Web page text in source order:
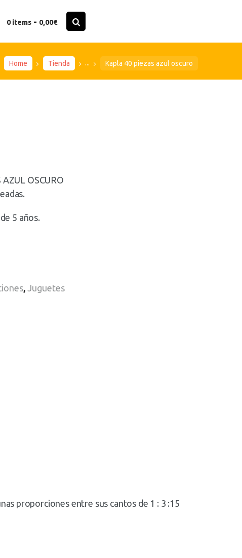
0 items - 0,00€
Home Tienda ... Kapla 40 piezas azul oscuro
OSCURO
5 años.
, Juguetes
proporciones entre sus cantos de 1 : 3 :15